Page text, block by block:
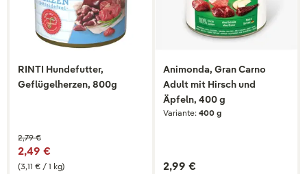
RINTI Hundefutter,
Geflügelherzen, 800g
(3,11 € / 1 kg)
2,79 €
2,49 €
Animonda, Gran Carno
Adult mit Hirsch und
Äpfeln, 400 g
Variante: 400 g
2,99 €